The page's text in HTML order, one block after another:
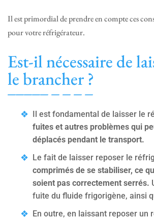
Il est primordial de prendre en compte ces
pour votre réfrigérateur.
Est-il nécessaire de
le brancher ?
Il est fondamental de laisser le
fuites et autres problèmes qui
déplacés pendant le transport.
Le fait de laisser reposer le
comprimés de se stabiliser, ce
soient pas correctement serrés.
fuite du fluide frigorigène, ainsi
En outre, en laissant reposer un